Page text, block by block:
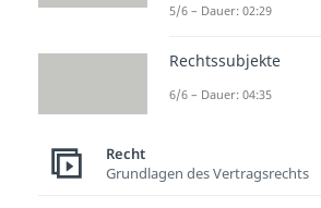
5/6 – Dauer: 02:29
Rechtssubjekte
6/6 – Dauer: 04:35
Recht
Grundlagen des Vertragsrechts